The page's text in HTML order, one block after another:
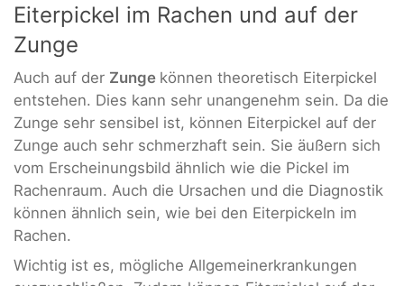
Eiterpickel im Rachen und auf der
Zunge
Auch auf der Zunge können theoretisch Eiterpickel
entstehen. Dies kann sehr unangenehm sein. Da die
Zunge sehr sensibel ist, können Eiterpickel auf der
Zunge auch sehr schmerzhaft sein. Sie äußern sich
vom Erscheinungsbild ähnlich wie die Pickel im
Rachenraum. Auch die Ursachen und die Diagnostik
können ähnlich sein, wie bei den Eiterpickeln im
Rachen.
Wichtig ist es, mögliche Allgemeinerkrankungen